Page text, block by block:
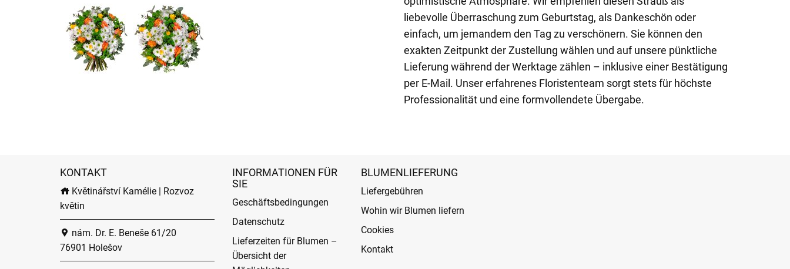
liebevolle Überraschung zum Geburtstag, als Dankeschön oder
einfach, um jemandem den Tag zu verschönern. Sie können den
exakten Zeitpunkt der Zustellung wählen und auf unsere pünktliche
Lieferung während der Werktage zählen – inklusive einer Bestätigung
per E-Mail. Unser erfahrenes Floristenteam sorgt stets für höchste
Professionalität und eine formvollendete Übergabe.
KONTAKT
Květinářství Kamélie | Rozvoz
květin
nám. Dr. E. Beneše 61/20
76901 Holešov
INFORMATIONEN FÜR
SIE
Geschäftsbedingungen
Datenschutz
Lieferzeiten für Blumen –
Übersicht der
BLUMENLIEFERUNG
Liefergebühren
Wohin wir Blumen liefern
Cookies
Kontakt